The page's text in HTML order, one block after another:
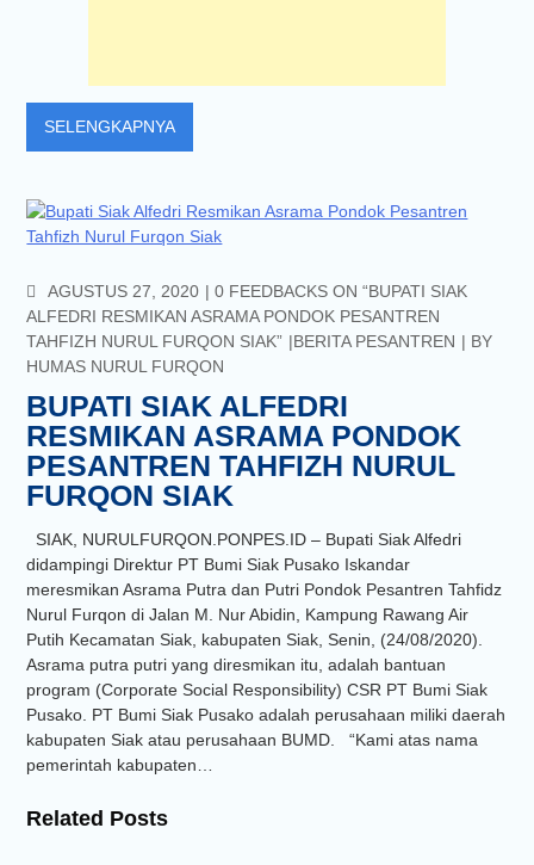
SELENGKAPNYA
AGUSTUS 27, 2020 COMMENTS
0 FEEDBACKS ON “BUPATI SIAK
ALFEDRI RESMIKAN ASRAMA PONDOK PESANTREN
TAHFIZH NURUL FURQON SIAK”
BERITA PESANTREN
BY
HUMAS NURUL FURQON
BUPATI SIAK ALFEDRI
RESMIKAN ASRAMA PONDOK
PESANTREN TAHFIZH NURUL
FURQON SIAK
SIAK, NURULFURQON.PONPES.ID – Bupati Siak Alfedri
didampingi Direktur PT Bumi Siak Pusako Iskandar
meresmikan Asrama Putra dan Putri Pondok Pesantren Tahfidz
Nurul Furqon di Jalan M. Nur Abidin, Kampung Rawang Air
Putih Kecamatan Siak, kabupaten Siak, Senin, (24/08/2020).
Asrama putra putri yang diresmikan itu, adalah bantuan
program (Corporate Social Responsibility) CSR PT Bumi Siak
Pusako. PT Bumi Siak Pusako adalah perusahaan miliki daerah
kabupaten Siak atau perusahaan BUMD. “Kami atas nama
pemerintah kabupaten…
Related Posts